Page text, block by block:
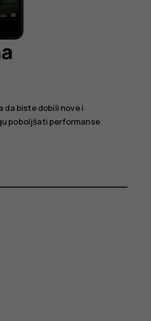
biste dobili nove i
poboljšati performanse